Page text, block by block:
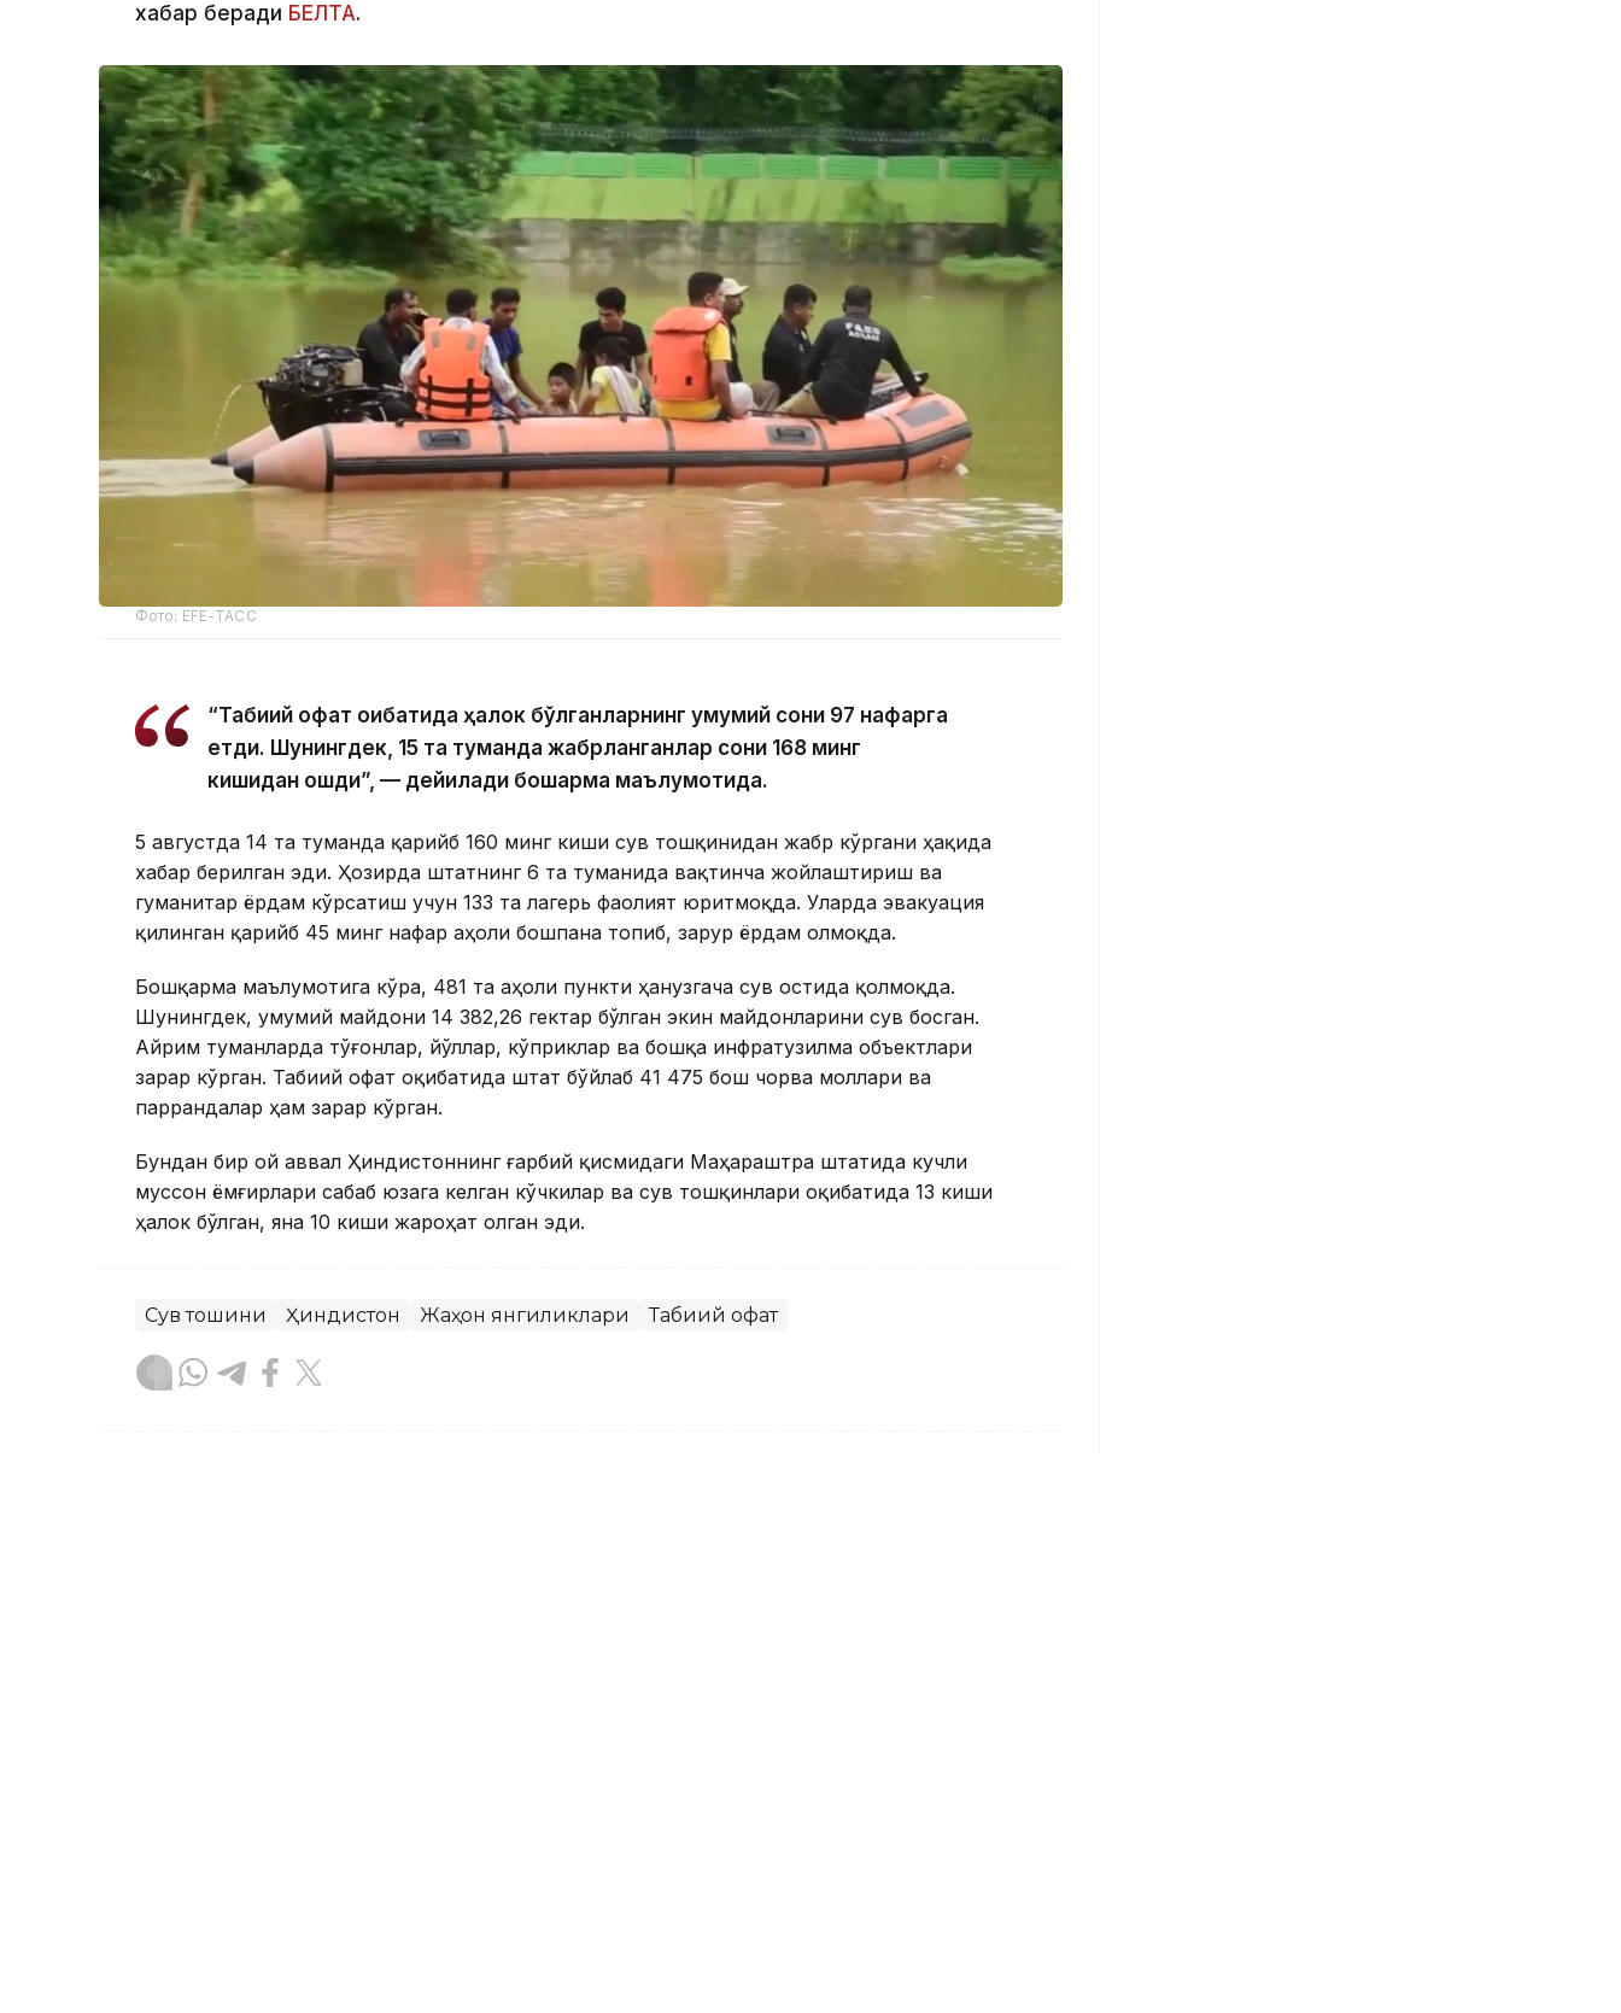
хабар беради БЕЛТА.
Фото: EFE-ТАСС
“Табиий офат оқибатида ҳалок бўлганларнинг умумий сони 97 нафарга
етди. Шунингдек, 15 та туманда жабрланганлар сони 168 минг
кишидан ошди”, — дейилади бошқарма маълумотида.
5 августда 14 та туманда қарийб 160 минг киши сув тошқинидан жабр кўргани ҳақида
хабар берилган эди. Ҳозирда штатнинг 6 та туманида вақтинча жойлаштириш ва
гуманитар ёрдам кўрсатиш учун 133 та лагерь фаолият юритмоқда. Уларда эвакуация
қилинган қарийб 45 минг нафар аҳоли бошпана топиб, зарур ёрдам олмоқда.
Бошқарма маълумотига кўра, 481 та аҳоли пункти ҳанузгача сув остида қолмоқда.
Шунингдек, умумий майдони 14 382,26 гектар бўлган экин майдонларини сув босган.
Айрим туманларда тўғонлар, йўллар, кўприклар ва бошқа инфратузилма объектлари
зарар кўрган. Табиий офат оқибатида штат бўйлаб 41 475 бош чорва моллари ва
паррандалар ҳам зарар кўрган.
Бундан бир ой аввал Ҳиндистоннинг ғарбий қисмидаги Маҳараштра штатида кучли
муссон ёмғирлари сабаб юзага келган кўчкилар ва сув тошқинлари оқибатида 13 киши
ҳалок бўлган, яна 10 киши жароҳат олган эди.
Сув тошқини Ҳиндистон Жаҳон янгиликлари Табиий офат